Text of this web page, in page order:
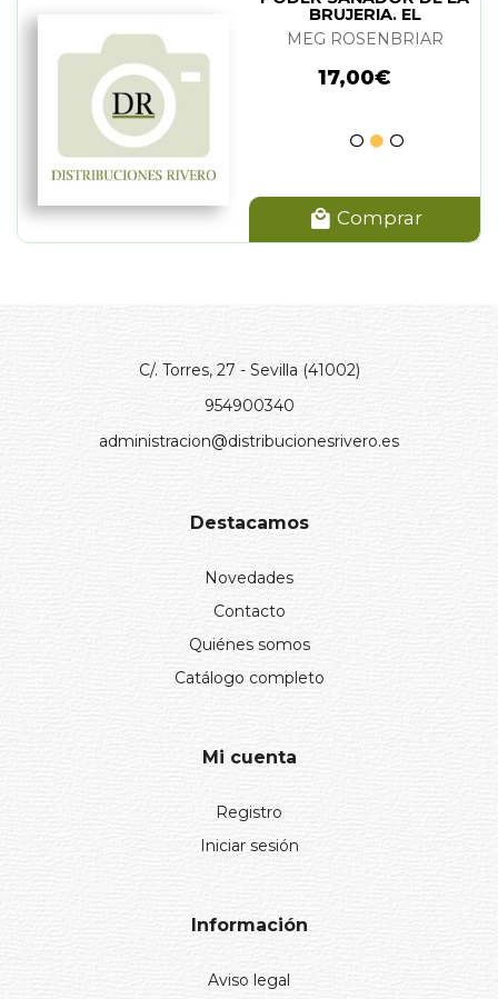
BRUJERIA. EL
MEG ROSENBRIAR
17,00€
Comprar
C/. Torres, 27 - Sevilla (41002)
954900340
administracion@distribucionesrivero.es
Destacamos
Novedades
Contacto
Quiénes somos
Catálogo completo
Mi cuenta
Registro
Iniciar sesión
Información
Aviso legal